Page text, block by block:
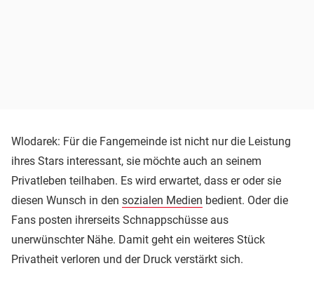
Wlodarek: Für die Fangemeinde ist nicht nur die Leistung
ihres Stars interessant, sie möchte auch an seinem
Privatleben teilhaben. Es wird erwartet, dass er oder sie
diesen Wunsch in den sozialen Medien bedient. Oder die
Fans posten ihrerseits Schnappschüsse aus
unerwünschter Nähe. Damit geht ein weiteres Stück
Privatheit verloren und der Druck verstärkt sich.